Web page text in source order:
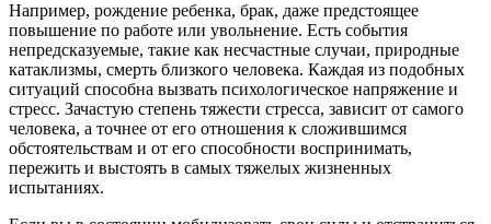
Например, рождение ребенка, брак, даже предстоящее
повышение по работе или увольнение. Есть события
непредсказуемые, такие как несчастные случаи, природные
катаклизмы, смерть близкого человека. Каждая из подобных
ситуаций способна вызвать психологическое напряжение и
стресс. Зачастую степень тяжести стресса, зависит от самого
человека, а точнее от его отношения к сложившимся
обстоятельствам и от его способности воспринимать,
пережить и выстоять в самых тяжелых жизненных
испытаниях.